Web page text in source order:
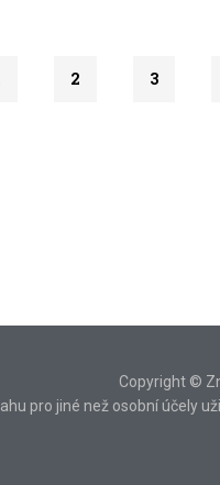
2 3
Copyright ©
pro jiné než osobní účely